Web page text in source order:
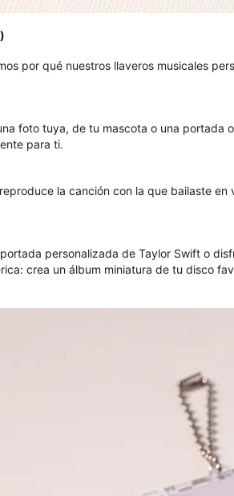
por qué nuestros llaveros musicales
foto tuya, de tu mascota o una portada
para ti.
la canción con la que bailaste
personalizada de Taylor Swift o
crea un álbum miniatura de tu disco